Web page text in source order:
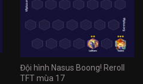
Đội hình Nasus Boong! Reroll
TFT mùa 17